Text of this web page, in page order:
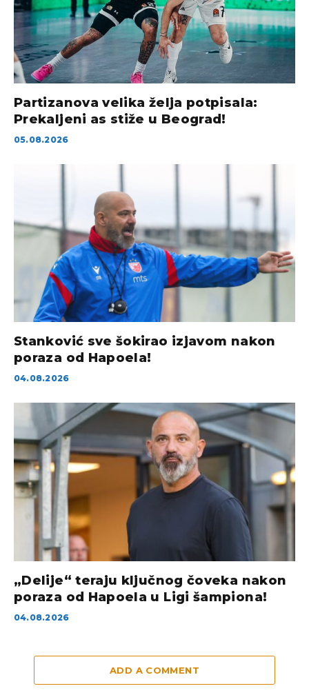
Partizanova velika želja potpisala:
Prekaljeni as stiže u Beograd!
05.08.2026
Stanković sve šokirao izjavom nakon
poraza od Hapoela!
04.08.2026
„Delije“ teraju ključnog čoveka nakon
poraza od Hapoela u Ligi šampiona!
04.08.2026
ADD A COMMENT